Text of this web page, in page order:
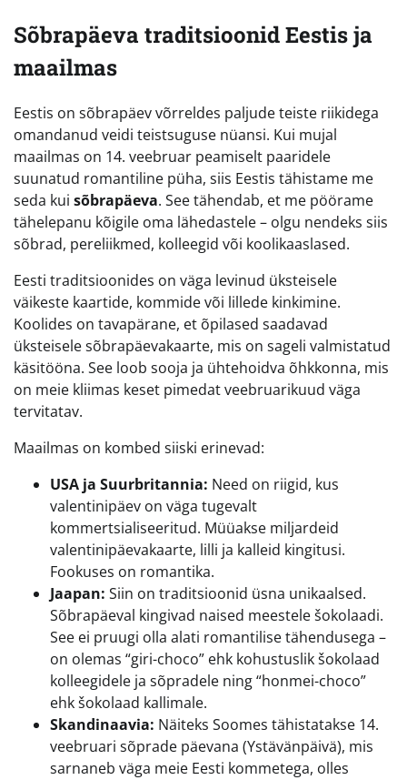
Sõbrapäeva traditsioonid Eestis ja
maailmas
Eestis on sõbrapäev võrreldes paljude teiste riikidega
omandanud veidi teistsuguse nüansi. Kui mujal
maailmas on 14. veebruar peamiselt paaridele
suunatud romantiline püha, siis Eestis tähistame me
seda kui sõbrapäeva. See tähendab, et me pöörame
tähelepanu kõigile oma lähedastele – olgu nendeks siis
sõbrad, pereliikmed, kolleegid või koolikaaslased.
Eesti traditsioonides on väga levinud üksteisele
väikeste kaartide, kommide või lillede kinkimine.
Koolides on tavapärane, et õpilased saadavad
üksteisele sõbrapäevakaarte, mis on sageli valmistatud
käsitööna. See loob sooja ja ühtehoidva õhkkonna, mis
on meie kliimas keset pimedat veebruarikuud väga
tervitatav.
Maailmas on kombed siiski erinevad:
USA ja Suurbritannia: Need on riigid, kus
valentinipäev on väga tugevalt
kommertsialiseeritud. Müüakse miljardeid
valentinipäevakaarte, lilli ja kalleid kingitusi.
Fookuses on romantika.
Jaapan: Siin on traditsioonid üsna unikaalsed.
Sõbrapäeval kingivad naised meestele šokolaadi.
See ei pruugi olla alati romantilise tähendusega –
on olemas “giri-choco” ehk kohustuslik šokolaad
kolleegidele ja sõpradele ning “honmei-choco”
ehk šokolaad kallimale.
Skandinaavia: Näiteks Soomes tähistatakse 14.
veebruari sõprade päevana (Ystävänpäivä), mis
sarnaneb väga meie Eesti kommetega, olles